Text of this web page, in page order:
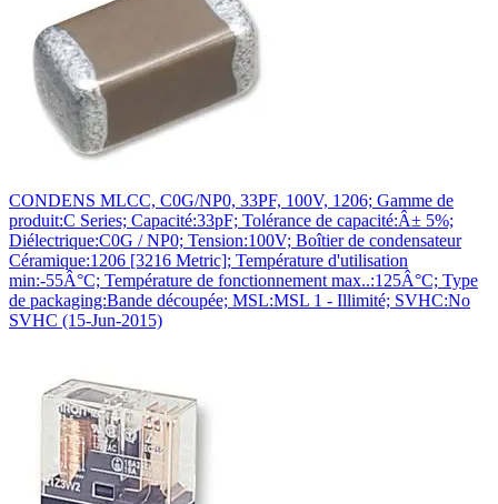
CONDENS MLCC, C0G/NP0, 33PF, 100V, 1206; Gamme de
produit:C Series; Capacité:33pF; Tolérance de capacité:Â± 5%;
Diélectrique:C0G / NP0; Tension:100V; Boîtier de condensateur
Céramique:1206 [3216 Metric]; Température d'utilisation
min:-55Â°C; Température de fonctionnement max..:125Â°C; Type
de packaging:Bande découpée; MSL:MSL 1 - Illimité; SVHC:No
SVHC (15-Jun-2015)